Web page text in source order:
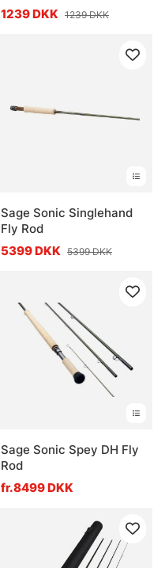
1239 DKK 1239 DKK
Sage Sonic Singlehand
Fly Rod
5399 DKK 5399 DKK
Sage Sonic Spey DH Fly
Rod
fr.8499 DKK